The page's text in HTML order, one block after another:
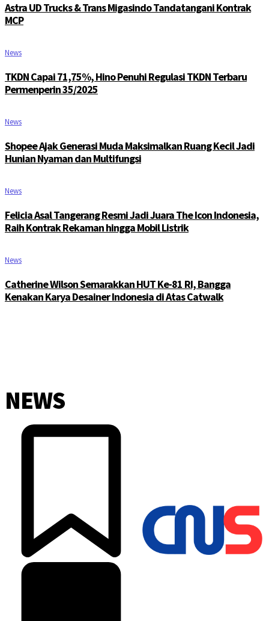
Astra UD Trucks & Trans Migasindo Tandatangani Kontrak
MCP
News
TKDN Capai 71,75%, Hino Penuhi Regulasi TKDN Terbaru
Permenperin 35/2025
News
Shopee Ajak Generasi Muda Maksimalkan Ruang Kecil Jadi
Hunian Nyaman dan Multifungsi
News
Felicia Asal Tangerang Resmi Jadi Juara The Icon Indonesia,
Raih Kontrak Rekaman hingga Mobil Listrik
News
Catherine Wilson Semarakkan HUT Ke-81 RI, Bangga
Kenakan Karya Desainer Indonesia di Atas Catwalk
NEWS